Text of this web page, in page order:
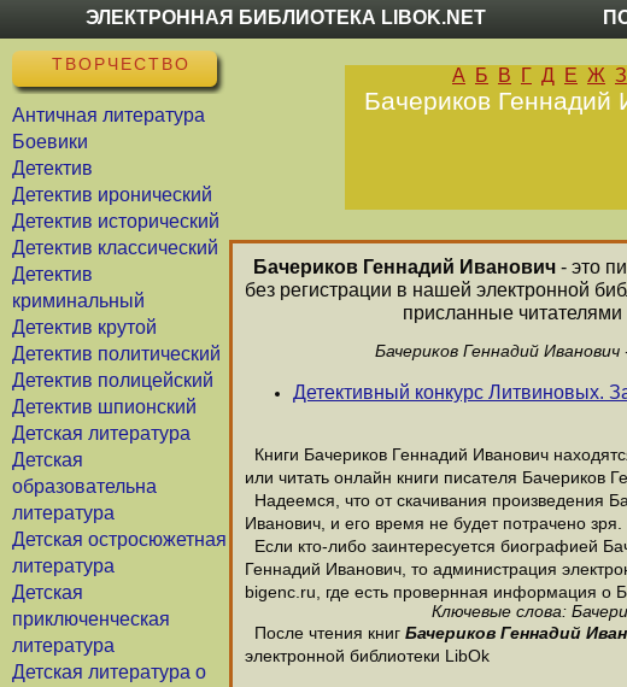
ЭЛЕКТРОННАЯ БИБЛИОТЕКА LIBOK.NET
ТВОРЧЕСТВО
Античная литература
Боевики
Детектив
Детектив иронический
Детектив исторический
Детектив классический
Детектив
криминальный
Детектив крутой
Детектив политический
Детектив полицейский
Детектив шпионский
Детская литература
Детская
образовательна
литература
Детская остросюжетная
литература
Детская
приключенческая
литература
Детская литература о
А Б В Г Д Е Ж З
Бачериков Геннадий
Бачериков Геннадий Иванович- это
без регистрации в нашей электронной
присланные
Бачериков Геннадий
Детективный конкурс Литвиновых.
Книги Бачериков Геннадий Иванович
или читать онлайн книги писателя
Надеемся, что от скачивания произведения
Иванович, и его время не будет потрачено зря.
Если кто-либо заинтересуется биографией
Геннадий Иванович, то администрация
bigenc.ru, где есть провернная информация о
Ключевые слова:
После чтения книг Бачериков Геннадий
электронной библиотеки LibOk